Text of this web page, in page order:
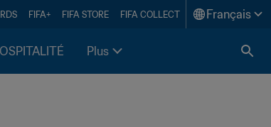
FIFA+ FIFA STORE FIFA COLLECT Français
Plus